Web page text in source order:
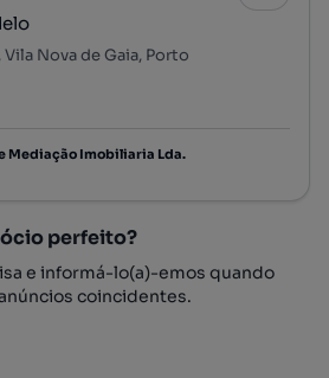
Nova de Gaia, Porto
Mediação Imobiliaria Lda.
perfeito?
e informá-lo(a)-emos quando
coincidentes.